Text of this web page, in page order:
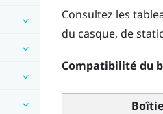
Consultez les
du casque, de
Compatibilité du